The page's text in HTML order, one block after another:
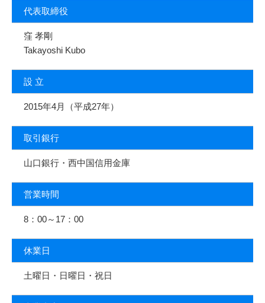
代表取締役
窪 孝剛
Takayoshi Kubo
設 立
2015年4月（平成27年）
取引銀行
山口銀行・西中国信用金庫
営業時間
8：00～17：00
休業日
土曜日・日曜日・祝日